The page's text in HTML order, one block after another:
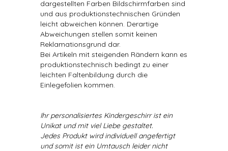
dargestellten Farben Bildschirmfarben sind
und aus produktionstechnischen Gründen
leicht abweichen können. Derartige
Abweichungen stellen somit keinen
Reklamationsgrund dar.
Bei Artikeln mit steigenden Rändern kann es
produktionstechnisch bedingt zu einer
leichten Faltenbildung durch die
Einlegefolien kommen.
Ihr personalisiertes Kindergeschirr ist ein
Unikat und mit viel Liebe gestaltet.
Jedes Produkt wird individuell angefertigt
und somit ist ein Umtausch leider nicht